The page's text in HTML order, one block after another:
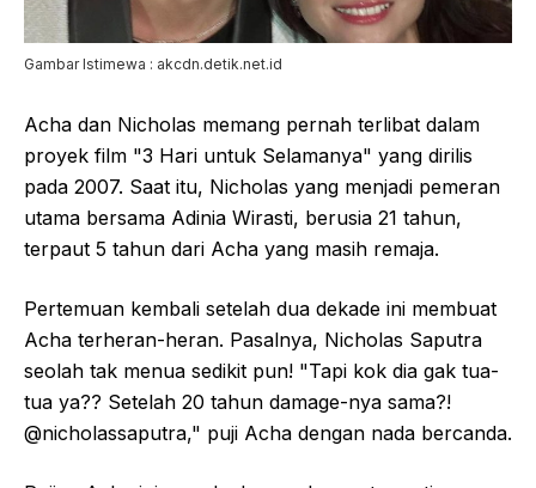
Gambar Istimewa : akcdn.detik.net.id
Acha dan Nicholas memang pernah terlibat dalam
proyek film "3 Hari untuk Selamanya" yang dirilis
pada 2007. Saat itu, Nicholas yang menjadi pemeran
utama bersama Adinia Wirasti, berusia 21 tahun,
terpaut 5 tahun dari Acha yang masih remaja.
Pertemuan kembali setelah dua dekade ini membuat
Acha terheran-heran. Pasalnya, Nicholas Saputra
seolah tak menua sedikit pun! "Tapi kok dia gak tua-
tua ya?? Setelah 20 tahun damage-nya sama?!
@nicholassaputra," puji Acha dengan nada bercanda.